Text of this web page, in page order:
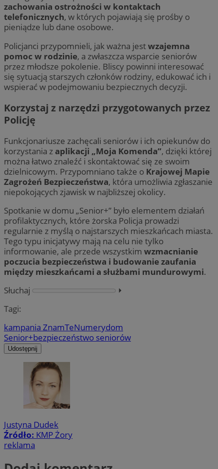
zachowania ostrożności w kontaktach
telefonicznych, w których pojawiają się prośby o
pieniądze lub dane osobowe.
Policjanci przypomnieli, jak ważna jestwzajemna
pomoc w rodzinie, a zwłaszcza wsparcie seniorów
przez młodsze pokolenie. Bliscy powinni interesować
się sytuacją starszych członków rodziny, edukować ich i
wspierać w podejmowaniu bezpiecznych decyzji.
Korzystaj z narzędzi przygotowanych przez
Policję
Funkcjonariusze zachęcali seniorów i ich opiekunów do
korzystania z aplikacji „Moja Komenda”, dzięki której
można łatwo znaleźć i skontaktować się ze swoim
dzielnicowym. Przypomniano także o Krajowej Mapie
Zagrożeń Bezpieczeństwa, która umożliwia zgłaszanie
niepokojących zjawisk w najbliższej okolicy.
Spotkanie w domu „Senior+” było elementem działań
profilaktycznych, które żorska Policja prowadzi
regularnie z myślą o najstarszych mieszkańcach miasta.
Tego typu inicjatywy mają na celu nie tylko
informowanie, ale przede wszystkim wzmacnianie
poczucia bezpieczeństwa i budowanie zaufania
między mieszkańcami a służbami mundurowymi.
Słuchaj
⏵︎
Tagi:
kampania ZnamTeNumerydom
Senior+bezpieczeństwo seniorów
Udostępnij
Justyna Dudek
Źródło: KMP Żory
reklama